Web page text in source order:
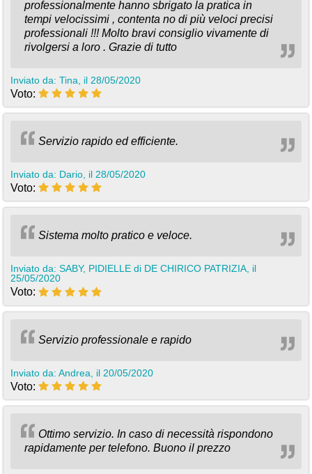
professionalmente hanno sbrigato la pratica in
tempi velocissimi , contenta no di più veloci precisi
professionali !!! Molto bravi consiglio vivamente di
rivolgersi a loro . Grazie di tutto
Inviato da: Tina, il 28/05/2020
Voto:
Servizio rapido ed efficiente.
Inviato da: Dario, il 28/05/2020
Voto:
Sistema molto pratico e veloce.
Inviato da: SABY, PIDIELLE di DE CHIRICO PATRIZIA, il
25/05/2020
Voto:
Servizio professionale e rapido
Inviato da: Andrea, il 20/05/2020
Voto:
Ottimo servizio. In caso di necessità rispondono
rapidamente per telefono. Buono il prezzo